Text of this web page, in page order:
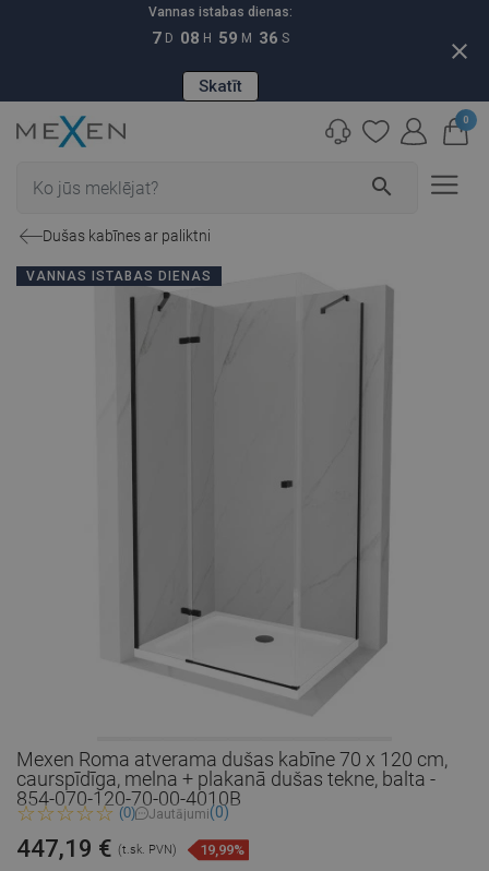
Vannas istabas dienas:
7 D 08 H 59 M 35 S
Skatīt
close
search
0
Dušas kabīnes ar paliktni
VANNAS ISTABAS DIENAS
Mexen Roma atverama dušas kabīne 70 x 120 cm,
caurspīdīga, melna + plakanā dušas tekne, balta -
854-070-120-70-00-4010B
(0) Jautājumi(0)
447,19 € (t.sk. PVN) 19,99%